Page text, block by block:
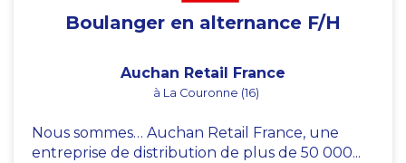
Boulanger en alternance F/H
Auchan Retail France
à La Couronne (16)
Nous sommes… Auchan Retail France, une
entreprise de distribution de plus de 50 000...